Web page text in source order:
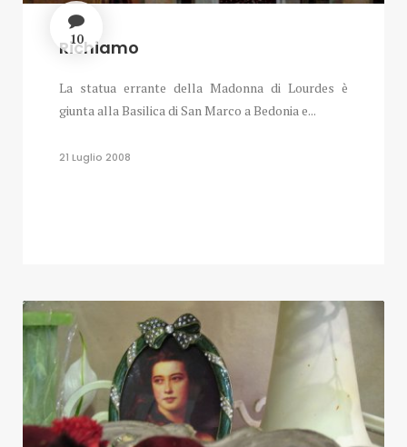
10
Richiamo
La statua errante della Madonna di Lourdes è
giunta alla Basilica di San Marco a Bedonia e...
21 Luglio 2008